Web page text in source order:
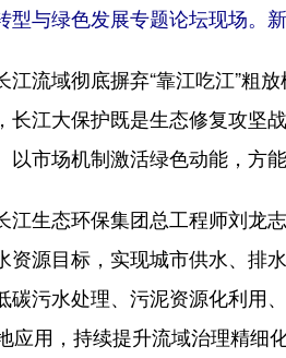
与绿色发展专题论坛现场。
域彻底摒弃“靠江吃江”粗放
长江大保护既是生态修复攻坚
以市场机制激活绿色动能，方
生态环保集团总工程师刘龙志
资源目标，实现城市供水、排
碳污水处理、污泥资源化利用
应用，持续提升流域治理精细